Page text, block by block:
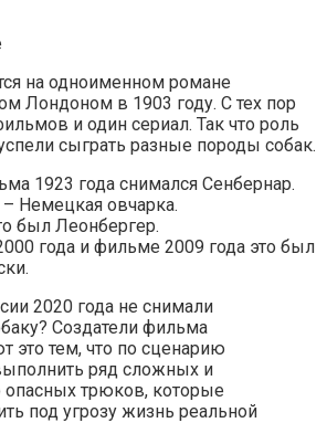
на одноименном романе
Лондоном в 1903 году. С тех пор
и один сериал. Так что роль
сыграть разные породы собак.
1923 года снимался Сенбернар.
Немецкая овчарка.
был Леонбергер.
года и фильме 2009 года это был
2020 года не снимали
Создатели фильма
это тем, что по сценарию
ряд сложных и
опасных трюков, которые
под угрозу жизнь реальной